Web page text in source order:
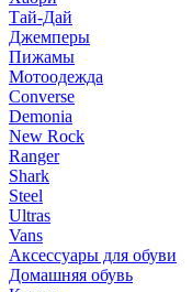
Тай-Дай
Джемперы
Пижамы
Мотоодежда
Converse
Demonia
New Rock
Ranger
Shark
Steel
Ultras
Vans
Аксессуары для обуви
Домашняя обувь